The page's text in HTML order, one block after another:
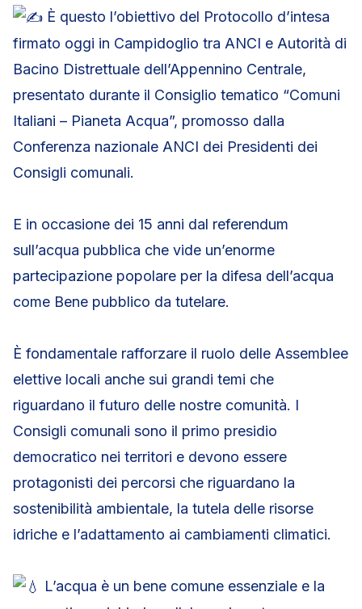
È questo l’obiettivo del Protocollo d’intesa
firmato oggi in Campidoglio tra ANCI e Autorità di
Bacino Distrettuale dell’Appennino Centrale,
presentato durante il Consiglio tematico “Comuni
Italiani – Pianeta Acqua”, promosso dalla
Conferenza nazionale ANCI dei Presidenti dei
Consigli comunali.
E in occasione dei 15 anni dal referendum
sull’acqua pubblica che vide un’enorme
partecipazione popolare per la difesa dell’acqua
come Bene pubblico da tutelare.
È fondamentale rafforzare il ruolo delle Assemblee
elettive locali anche sui grandi temi che
riguardano il futuro delle nostre comunità. I
Consigli comunali sono il primo presidio
democratico nei territori e devono essere
protagonisti dei percorsi che riguardano la
sostenibilità ambientale, la tutela delle risorse
idriche e l’adattamento ai cambiamenti climatici.
L’acqua è un bene comune essenziale e la